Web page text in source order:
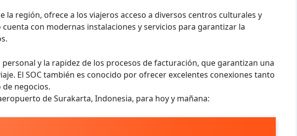
la región, ofrece a los viajeros acceso a diversos centros culturales y
con modernas instalaciones y servicios para garantizar la
y la rapidez de los procesos de facturación, que garantizan una
El SOC también es conocido por ofrecer excelentes conexiones tanto
negocios.
de Surakarta, Indonesia, para hoy y mañana: